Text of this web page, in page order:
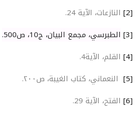
[2] النازعات، الآية 24.
[3] الطبرسي، مجمع البيان، ج10، ص500
.
[4] القلم، الآية4.
[5]
النعماني، كتاب الغيبة، ص٢٠٠.
[6]
الفتح، الآية 29.